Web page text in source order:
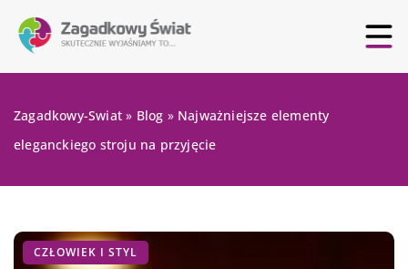
Zagadkowy-Swiat » Blog » Najważniejsze elementy
eleganckiego stroju na przyjęcie
CZŁOWIEK I STYL